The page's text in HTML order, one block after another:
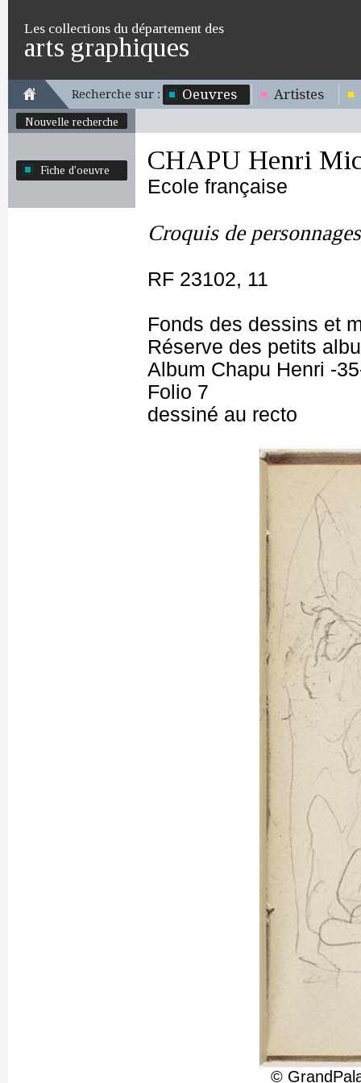
Les collections du département des
arts graphiques
Recherche sur : Oeuvres Artistes
Nouvelle recherche
Fiche d'oeuvre CHAPU Henri
Ecole française
Croquis de personnages
RF 23102, 11
Fonds des dessins et
Réserve des petits
Album Chapu Henri -
Folio 7
dessiné au recto
©